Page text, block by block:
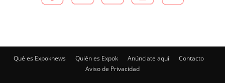
Qué es Expoknews Quién es Expok Anúnciate aquí
Contacto
Aviso de Privacidad